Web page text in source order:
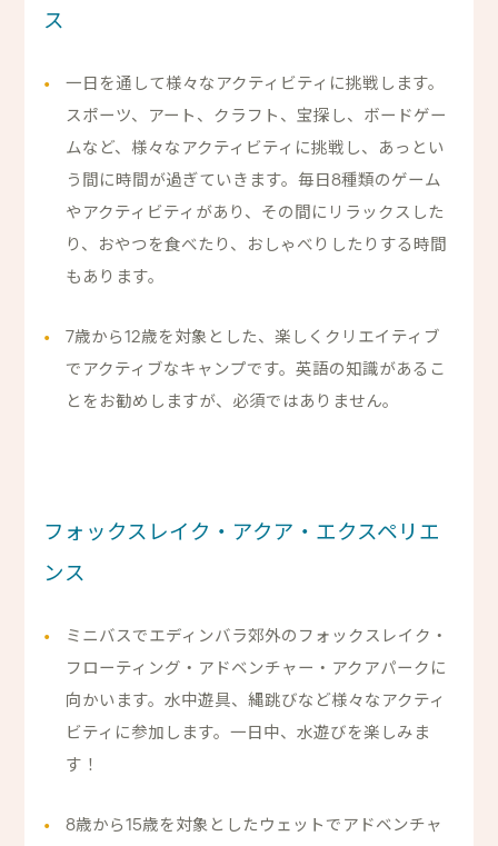
ス
一日を通して様々なアクティビティに挑戦します。
スポーツ、アート、クラフト、宝探し、ボードゲー
ムなど、様々なアクティビティに挑戦し、あっとい
う間に時間が過ぎていきます。毎日8種類のゲーム
やアクティビティがあり、その間にリラックスした
り、おやつを食べたり、おしゃべりしたりする時間
もあります。
7歳から12歳を対象とした、楽しくクリエイティブ
でアクティブなキャンプです。英語の知識があるこ
とをお勧めしますが、必須ではありません。
フォックスレイク・アクア・エクスペリエ
ンス
ミニバスでエディンバラ郊外のフォックスレイク・
フローティング・アドベンチャー・アクアパークに
向かいます。水中遊具、縄跳びなど様々なアクティ
ビティに参加します。一日中、水遊びを楽しみま
す！
8歳から15歳を対象としたウェットでアドベンチャ